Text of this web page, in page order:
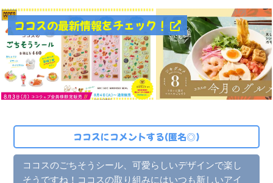
ココスの最新情報をチェック！
ココスにコメントする(匿名◎)
ココスのごちそうシール、可愛らしいデザインで楽し
そうですね！ココスの取り組みにはいつも新しいアイ